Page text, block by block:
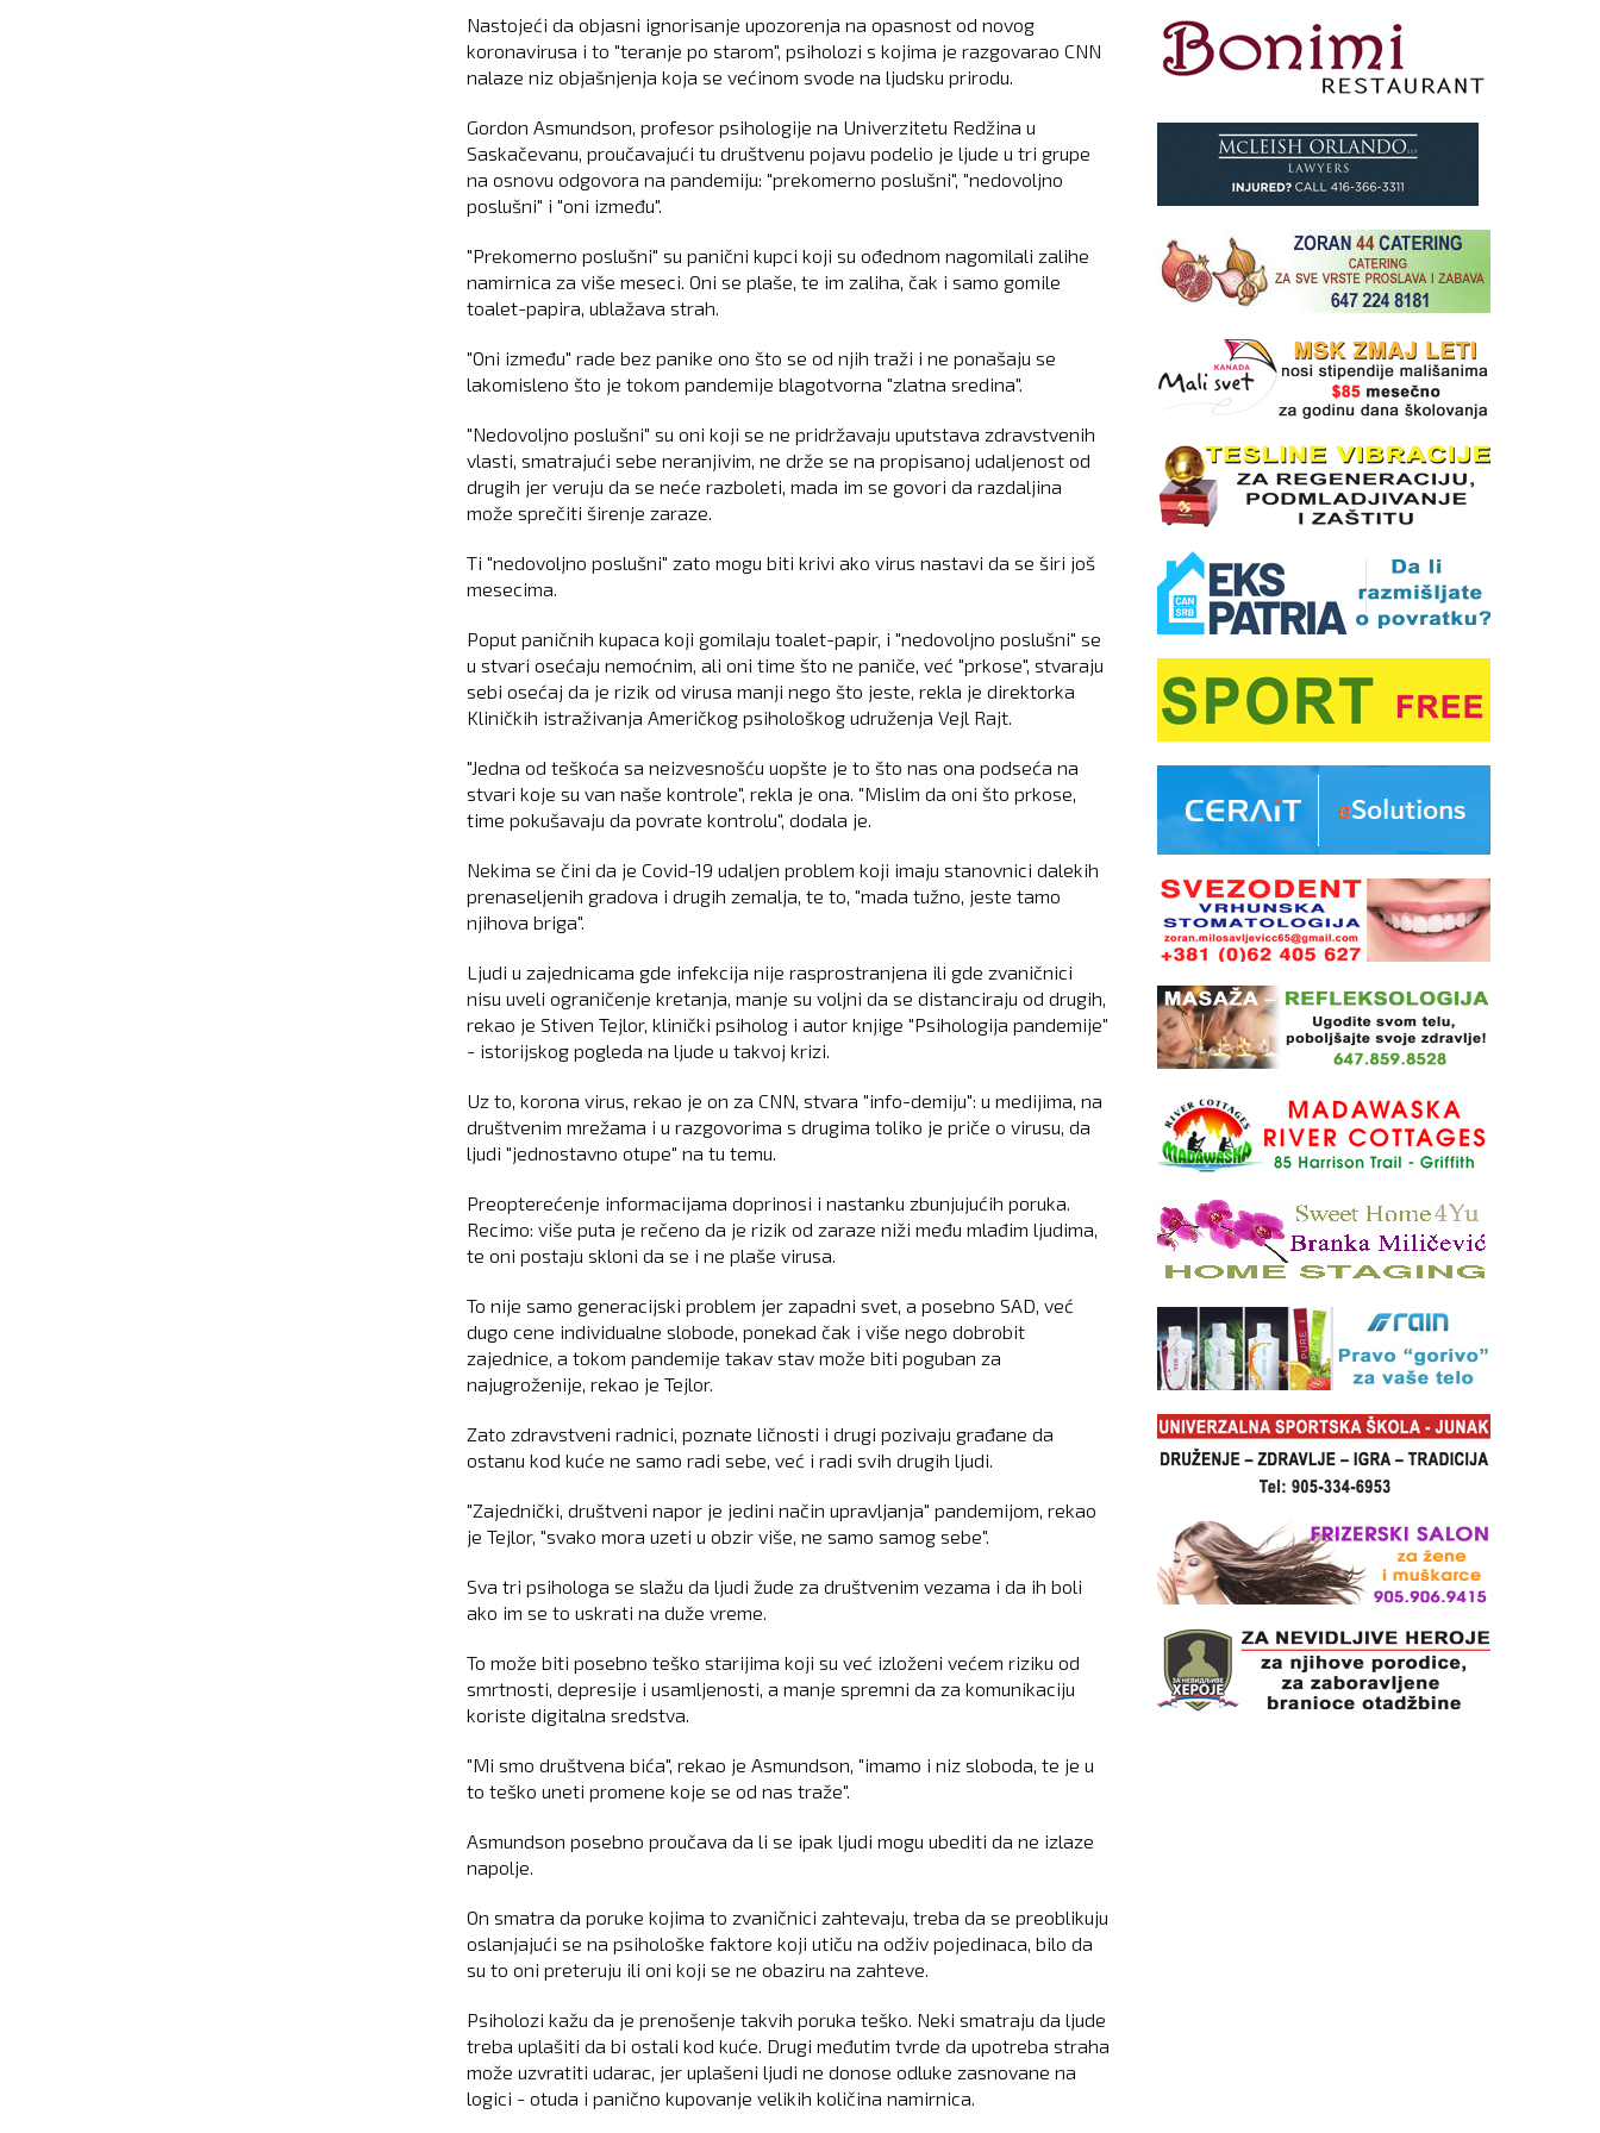
Nastojeći da objasni ignorisanje upozorenja na opasnost od novog
koronavirusa i to "teranje po starom", psiholozi s kojima je razgovarao CNN
nalaze niz objašnjenja koja se većinom svode na ljudsku prirodu.
Gordon Asmundson, profesor psihologije na Univerzitetu Redžina u
Saskačevanu, proučavajući tu društvenu pojavu podelio je ljude u tri grupe
na osnovu odgovora na pandemiju: "prekomerno poslušni", "nedovoljno
poslušni" i "oni između".
"Prekomerno poslušni" su panični kupci koji su ođednom nagomilali zalihe
namirnica za više meseci. Oni se plaše, te im zaliha, čak i samo gomile
toalet-papira, ublažava strah.
"Oni između" rade bez panike ono što se od njih traži i ne ponašaju se
lakomisleno što je tokom pandemije blagotvorna "zlatna sredina".
"Nedovoljno poslušni" su oni koji se ne pridržavaju uputstava zdravstvenih
vlasti, smatrajući sebe neranjivim, ne drže se na propisanoj udaljenost od
drugih jer veruju da se neće razboleti, mada im se govori da razdaljina
može sprečiti širenje zaraze.
Ti "nedovoljno poslušni" zato mogu biti krivi ako virus nastavi da se širi još
mesecima.
Poput paničnih kupaca koji gomilaju toalet-papir, i "nedovoljno poslušni" se
u stvari osećaju nemoćnim, ali oni time što ne paniče, već "prkose", stvaraju
sebi osećaj da je rizik od virusa manji nego što jeste, rekla je direktorka
Kliničkih istraživanja Američkog psihološkog udruženja Vejl Rajt.
"Jedna od teškoća sa neizvesnošću uopšte je to što nas ona podseća na
stvari koje su van naše kontrole", rekla je ona. "Mislim da oni što prkose,
time pokušavaju da povrate kontrolu", dodala je.
Nekima se čini da je Covid-19 udaljen problem koji imaju stanovnici dalekih
prenaseljenih gradova i drugih zemalja, te to, "mada tužno, jeste tamo
njihova briga".
Ljudi u zajednicama gde infekcija nije rasprostranjena ili gde zvaničnici
nisu uveli ograničenje kretanja, manje su voljni da se distanciraju od drugih,
rekao je Stiven Tejlor, klinički psiholog i autor knjige "Psihologija pandemije"
- istorijskog pogleda na ljude u takvoj krizi.
Uz to, korona virus, rekao je on za CNN, stvara "info-demiju": u medijima, na
društvenim mrežama i u razgovorima s drugima toliko je priče o virusu, da
ljudi "jednostavno otupe" na tu temu.
Preopterećenje informacijama doprinosi i nastanku zbunjujućih poruka.
Recimo: više puta je rečeno da je rizik od zaraze niži među mlađim ljudima,
te oni postaju skloni da se i ne plaše virusa.
To nije samo generacijski problem jer zapadni svet, a posebno SAD, već
dugo cene individualne slobode, ponekad čak i više nego dobrobit
zajednice, a tokom pandemije takav stav može biti poguban za
najugroženije, rekao je Tejlor.
Zato zdravstveni radnici, poznate ličnosti i drugi pozivaju građane da
ostanu kod kuće ne samo radi sebe, već i radi svih drugih ljudi.
"Zajednički, društveni napor je jedini način upravljanja" pandemijom, rekao
je Tejlor, "svako mora uzeti u obzir više, ne samo samog sebe".
Sva tri psihologa se slažu da ljudi žude za društvenim vezama i da ih boli
ako im se to uskrati na duže vreme.
To može biti posebno teško starijima koji su već izloženi većem riziku od
smrtnosti, depresije i usamljenosti, a manje spremni da za komunikaciju
koriste digitalna sredstva.
"Mi smo društvena bića", rekao je Asmundson, "imamo i niz sloboda, te je u
to teško uneti promene koje se od nas traže".
Asmundson posebno proučava da li se ipak ljudi mogu ubediti da ne izlaze
napolje.
On smatra da poruke kojima to zvaničnici zahtevaju, treba da se preoblikuju
oslanjajući se na psihološke faktore koji utiču na odživ pojedinaca, bilo da
su to oni preteruju ili oni koji se ne obaziru na zahteve.
Psiholozi kažu da je prenošenje takvih poruka teško. Neki smatraju da ljude
treba uplašiti da bi ostali kod kuće. Drugi međutim tvrde da upotreba straha
može uzvratiti udarac, jer uplašeni ljudi ne donose odluke zasnovane na
logici - otuda i panično kupovanje velikih količina namirnica.